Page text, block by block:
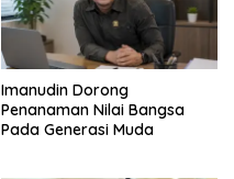
Imanudin Dorong
Penanaman Nilai Bangsa
Pada Generasi Muda